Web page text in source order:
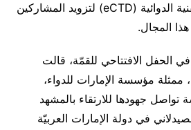
الإلكتروني للملفات التقنية الدوائية (eCTD) لتزويد المشاركين
المجال.
الحفل الافتتاحي للقمّة، قالت
ممثلة مؤسسة الإمارات للدواء،
جهودها للارتقاء بالمشهد
في دولة الإمارات العربيّة